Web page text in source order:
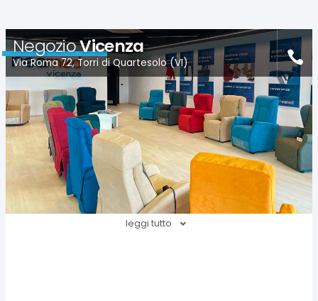
NegozioVicenza
Via Roma 72, Torri di Quartesolo (VI)
leggi tutto